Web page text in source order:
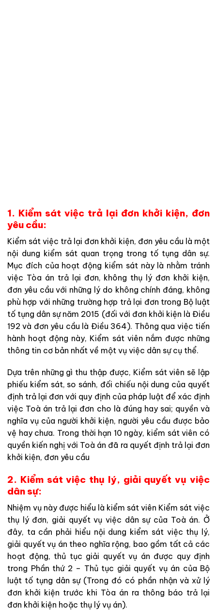
1. Kiểm sát việc trả lại đơn khởi kiện, đơn
yêu cầu:
Kiểm sát việc trả lại đơn khởi kiện, đơn yêu cầu là một
nội dung kiểm sát quan trọng trong tố tụng dân sự.
Mục đích của hoạt động kiểm sát này là nhằm tránh
việc Tòa án trả lại đơn, không thụ lý đơn khởi kiện,
đơn yêu cầu với những lý do không chính đáng, không
phù hợp với những trường hợp trả lại đơn trong Bộ luật
tố tụng dân sự năm 2015 (đối với đơn khởi kiện là Điều
192 và đơn yêu cầu là Điều 364). Thông qua việc tiến
hành hoạt động này, Kiểm sát viên nắm được những
thông tin cơ bản nhất về một vụ việc dân sự cụ thể.
Dựa trên những gì thu thập được, Kiểm sát viên sẽ lập
phiếu kiểm sát, so sánh, đối chiếu nội dung của quyết
định trả lại đơn với quy định của pháp luật để xác định
việc Toà án trả lại đơn cho là đúng hay sai; quyền và
nghĩa vụ của người khởi kiện, người yêu cầu được bảo
vệ hay chưa. Trong thời hạn 10 ngày, kiểm sát viên có
quyền kiến nghị với Toà án đã ra quyết định trả lại đơn
khởi kiện, đơn yêu cầu
2. Kiểm sát việc thụ lý, giải quyết vụ việc
dân sự:
Nhiệm vụ này được hiểu là kiểm sát viên Kiểm sát việc
thụ lý đơn, giải quyết vụ việc dân sự của Toà án. Ở
đây, ta cần phải hiểu nội dung kiểm sát việc thụ lý,
giải quyết vụ án theo nghĩa rộng, bao gồm tất cả các
hoạt động, thủ tục giải quyết vụ án được quy định
trong Phần thứ 2 – Thủ tục giải quyết vụ án của Bộ
luật tố tụng dân sự (Trong đó có phần nhận và xử lý
đơn khởi kiện trước khi Tòa án ra thông báo trả lại
đơn khởi kiện hoặc thụ lý vụ án).